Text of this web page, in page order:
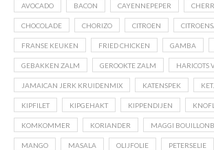
AVOCADO BACON CAYENNEPEPER
CHOCOLADE CHORIZO CITROEN
FRANSE KEUKEN FRIED CHICKEN GAMBA
GEBAKKEN ZALM GEROOKTE ZALM HARICOTS
JAMAICAN JERK KRUIDENMIX KATENSPEK
KIPFILET KIPGEHAKT KIPPENDIJEN
KOMKOMMER KORIANDER MAGGI
MANGO MASALA OLIJFOLIE PETERSELIE